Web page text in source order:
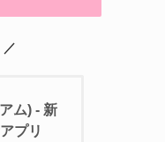
／
ム) - 新
プリ